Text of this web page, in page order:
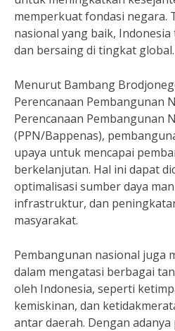
memperkuat fondasi negara.
nasional yang baik,
dan bersaing di tingkat global.
Menurut Bambang
Perencanaan Pembangunan
Perencanaan Pembangunan
(PPN/Bappenas),
upaya untuk mencapai
berkelanjutan. Hal ini dapat
optimalisasi sumber daya
infrastruktur, dan
masyarakat.
Pembangunan nasional juga
dalam mengatasi berbagai
oleh Indonesia, seperti
kemiskinan, dan
antar daerah. Dengan